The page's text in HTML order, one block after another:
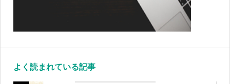
よく読まれている記事